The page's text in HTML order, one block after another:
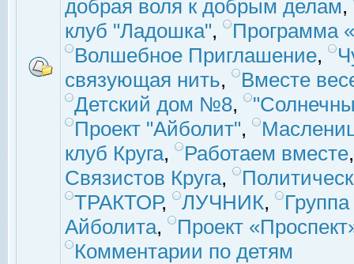
добрая воля к добрым делам,
клуб "Ладошка",
Программа
Волшебное Приглашение,
связующая нить,
Вместе
Детский дом №8,
Проект "Айболит",
клуб Круга, Работаем вместе
Связистов Круга,
ТРАКТОР, ЛУЧНИК,
Айболита,
Проект
Комментарии по детям